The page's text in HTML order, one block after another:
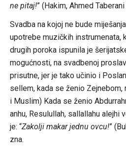
ne pitaj!” (Hakim, Ahmed Taberani
Svadba na kojoj ne bude
upotrebe muzičkih instrumenata,
drugih poroka ispunila je
mogućnosti, na svadbenoj
prisutne, jer je tako učinio i
sellem, kada se ženio Zejnebom,
i Muslim) Kada se ženio
anhu, Resulullah, sallallahu alejhi
je: “Zakolji makar jednu ovcu!”
zna.